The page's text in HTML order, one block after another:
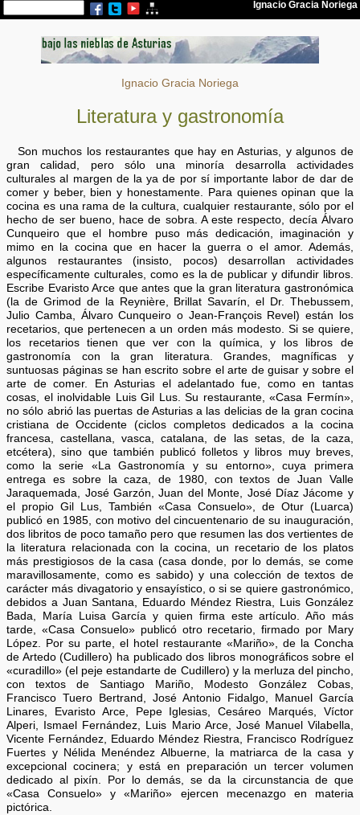
Ignacio Gracia Noriega
Literatura y gastronomía
Son muchos los restaurantes que hay en Asturias, y algunos de
gran calidad, pero sólo una minoría desarrolla actividades
culturales al margen de la ya de por sí importante labor de dar de
comer y beber, bien y honestamente. Para quienes opinan que la
cocina es una rama de la cultura, cualquier restaurante, sólo por el
hecho de ser bueno, hace de sobra. A este respecto, decía Álvaro
Cunqueiro que el hombre puso más dedicación, imaginación y
mimo en la cocina que en hacer la guerra o el amor. Además,
algunos restaurantes (insisto, pocos) desarrollan actividades
específicamente culturales, como es la de publicar y difundir libros.
Escribe Evaristo Arce que antes que la gran literatura gastronómica
(la de Grimod de la Reynière, Brillat Savarín, el Dr. Thebussem,
Julio Camba, Álvaro Cunqueiro o Jean-François Revel) están los
recetarios, que pertenecen a un orden más modesto. Si se quiere,
los recetarios tienen que ver con la química, y los libros de
gastronomía con la gran literatura. Grandes, magníficas y
suntuosas páginas se han escrito sobre el arte de guisar y sobre el
arte de comer. En Asturias el adelantado fue, como en tantas
cosas, el inolvidable Luis Gil Lus. Su restaurante, «Casa Fermín»,
no sólo abrió las puertas de Asturias a las delicias de la gran cocina
cristiana de Occidente (ciclos completos dedicados a la cocina
francesa, castellana, vasca, catalana, de las setas, de la caza,
etcétera), sino que también publicó folletos y libros muy breves,
como la serie «La Gastronomía y su entorno», cuya primera
entrega es sobre la caza, de 1980, con textos de Juan Valle
Jaraquemada, José Garzón, Juan del Monte, José Díaz Jácome y
el propio Gil Lus, También «Casa Consuelo», de Otur (Luarca)
publicó en 1985, con motivo del cincuentenario de su inauguración,
dos libritos de poco tamaño pero que resumen las dos vertientes de
la literatura relacionada con la cocina, un recetario de los platos
más prestigiosos de la casa (casa donde, por lo demás, se come
maravillosamente, como es sabido) y una colección de textos de
carácter más divagatorio y ensayístico, o si se quiere gastronómico,
debidos a Juan Santana, Eduardo Méndez Riestra, Luis González
Bada, María Luisa García y quien firma este artículo. Año más
tarde, «Casa Consuelo» publicó otro recetario, firmado por Mary
López. Por su parte, el hotel restaurante «Mariño», de la Concha
de Artedo (Cudillero) ha publicado dos libros monográficos sobre el
«curadillo» (el peje estandarte de Cudillero) y la merluza del pincho,
con textos de Santiago Mariño, Modesto González Cobas,
Francisco Tuero Bertrand, José Antonio Fidalgo, Manuel García
Linares, Evaristo Arce, Pepe Iglesias, Cesáreo Marqués, Víctor
Alperi, Ismael Fernández, Luis Mario Arce, José Manuel Vilabella,
Vicente Fernández, Eduardo Méndez Riestra, Francisco Rodríguez
Fuertes y Nélida Menéndez Albuerne, la matriarca de la casa y
excepcional cocinera; y está en preparación un tercer volumen
dedicado al pixín. Por lo demás, se da la circunstancia de que
«Casa Consuelo» y «Mariño» ejercen mecenazgo en materia
pictórica.